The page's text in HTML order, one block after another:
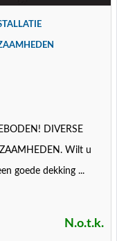
DIVERSE
Wilt u
goede dekking ...
N.o.t.k.